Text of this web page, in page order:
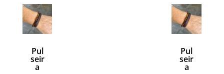
Pul
seir
a
Pul
seir
a